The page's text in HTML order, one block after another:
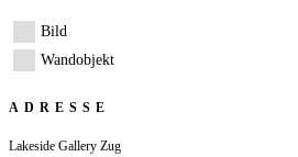
Bild
Wandobjekt
ADRESSE
Lakeside Gallery Zug